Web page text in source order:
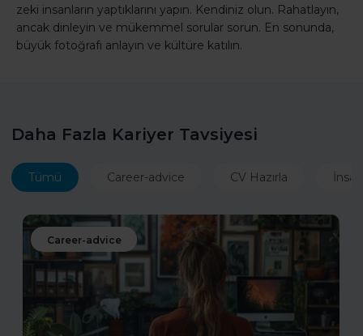
zeki insanların yaptıklarını yapın. Kendiniz olun. Rahatlayın,
ancak dinleyin ve mükemmel sorular sorun. En sonunda,
büyük fotoğrafı anlayın ve kültüre katılın.
Daha Fazla Kariyer Tavsiyesi
Tümü Career-advice CV Hazırla
Career-advice